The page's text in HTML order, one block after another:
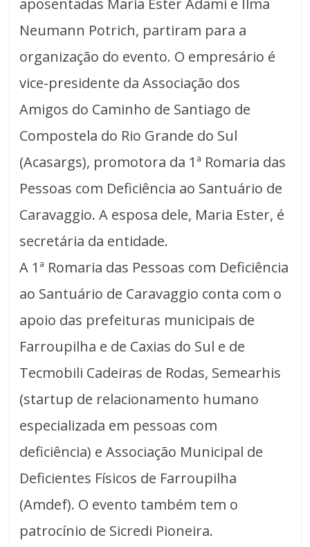
aposentadas Maria Ester Adami e Ilma
Neumann Potrich, partiram para a
organização do evento. O empresário é
vice-presidente da Associação dos
Amigos do Caminho de Santiago de
Compostela do Rio Grande do Sul
(Acasargs), promotora da 1ª Romaria das
Pessoas com Deficiência ao Santuário de
Caravaggio. A esposa dele, Maria Ester, é
secretária da entidade.
A 1ª Romaria das Pessoas com Deficiência
ao Santuário de Caravaggio conta com o
apoio das prefeituras municipais de
Farroupilha e de Caxias do Sul e de
Tecmobili Cadeiras de Rodas, Semearhis
(startup de relacionamento humano
especializada em pessoas com
deficiência) e Associação Municipal de
Deficientes Físicos de Farroupilha
(Amdef). O evento também tem o
patrocínio de Sicredi Pioneira.